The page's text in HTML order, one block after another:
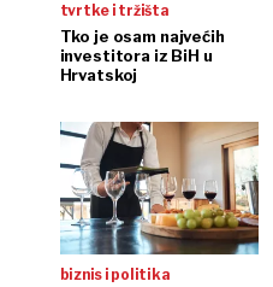
tvrtke i tržišta
Tko je osam najvećih
investitora iz BiH u
Hrvatskoj
biznis i politika